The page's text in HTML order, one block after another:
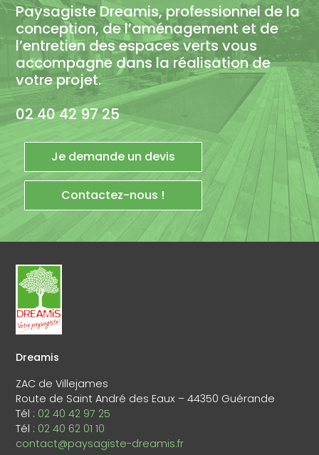
Paysagiste Dreamis, professionnel de la
conception, de l’aménagement et de
l’entretien des espaces verts vous
accompagne dans la réalisation de
votre projet.
02 40 42 97 25
Je demande un devis
Contactez-nous !
Dreamis
ZAC de Villejames
Route de Saint André des Eaux – 44350 Guérande
Tél : 02 40 42 97 25
Tél : 02 40 62 01 10
contact@paysagiste-dreamis.fr